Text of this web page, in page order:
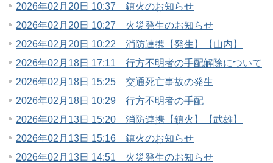
2026年02月20日 10:37 鎮火のお知らせ
2026年02月20日 10:27 火災発生のお知らせ
2026年02月20日 10:22 消防連携【発生】【山内】
2026年02月18日 17:11 行方不明者の手配解除について
2026年02月18日 15:25 交通死亡事故の発生
2026年02月18日 10:29 行方不明者の手配
2026年02月13日 15:20 消防連携【鎮火】【武雄】
2026年02月13日 15:16 鎮火のお知らせ
2026年02月13日 14:51 火災発生のお知らせ